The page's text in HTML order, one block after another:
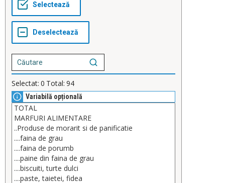
Selectat: 0 Total: 94
Variabilă opțională